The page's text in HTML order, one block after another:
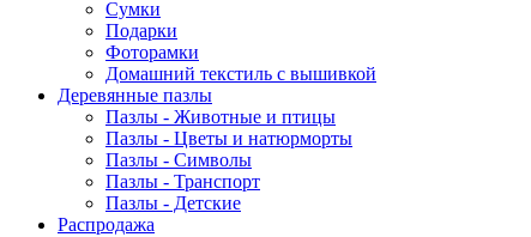
Сумки
Подарки
Фоторамки
Домашний текстиль с вышивкой
Деревянные пазлы
Пазлы - Животные и птицы
Пазлы - Цветы и натюрморты
Пазлы - Символы
Пазлы - Транспорт
Пазлы - Детские
Распродажа